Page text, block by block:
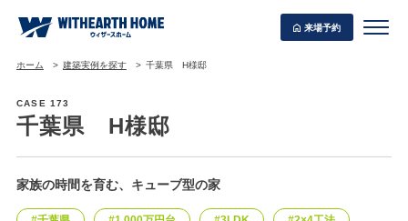
来場予約
WITHEARTH HOME の BEST PLAN
ホーム 建築実例を探す 千葉県 H様邸
CASE 173
千葉県 H様邸
家族の時間を育む、キューブ型の家